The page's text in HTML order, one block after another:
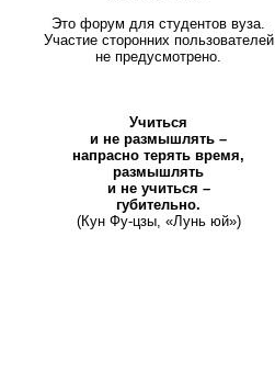
Это форум для студентов вуза.
Участие сторонних пользователей
не предусмотрено.
Учиться
и не размышлять –
напрасно терять время,
размышлять
и не учиться –
губительно.
(Кун Фу-цзы, «Лунь юй»)